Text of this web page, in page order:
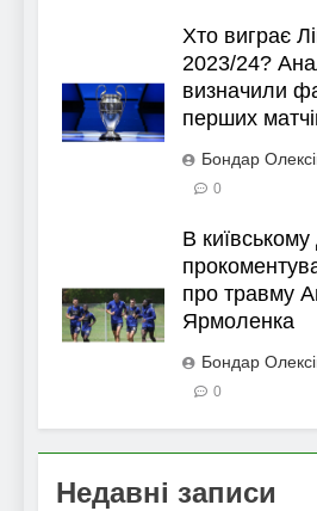
Хто виграє
2023/24?
визначили
перших
Бондар
0
В
про травму
Ярмоленка
Бондар
0
Недавні записи